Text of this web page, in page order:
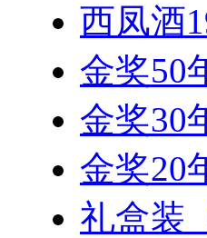
西凤酒
金奖50
金奖30
金奖20
礼盒装